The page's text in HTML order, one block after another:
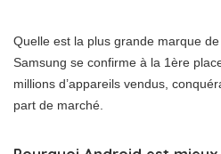
Quelle est la plus grande marque
Samsung se confirme à la 1ère
millions d’appareils vendus,
part de marché.